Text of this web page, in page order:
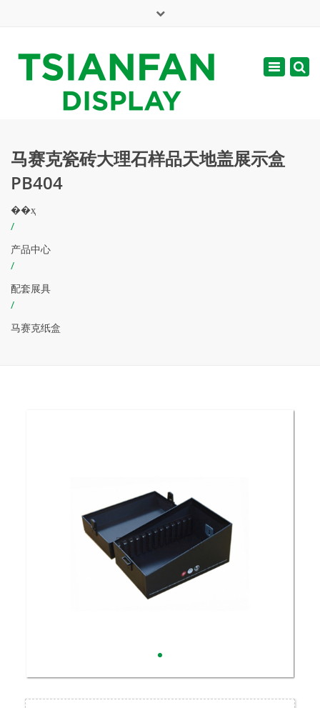
周一 - 周六: 7:00 - 17:00
Toggle
马赛克瓷砖大理石样品天地盖展示盒
PB404
��ҳ
/
产品中心
/
配套展具
/
马赛克纸盒